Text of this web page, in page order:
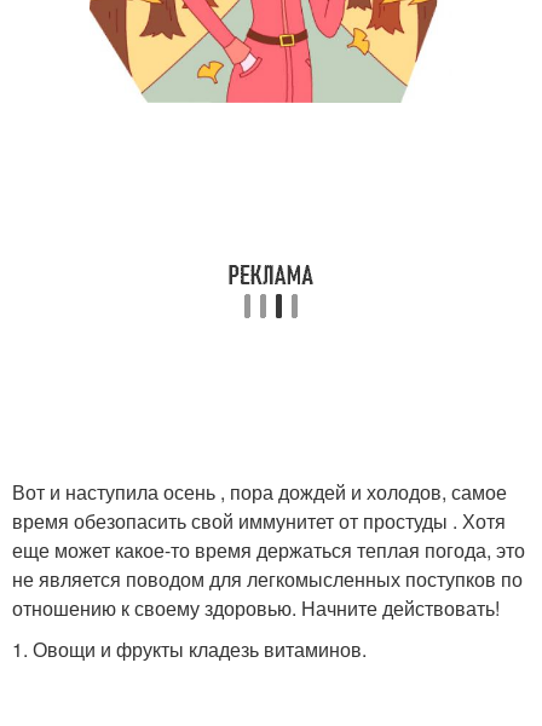
Вот и наступила осень , пора дождей и холодов, самое
время обезопасить свой иммунитет от простуды . Хотя
еще может какое-то время держаться теплая погода, это
не является поводом для легкомысленных поступков по
отношению к своему здоровью. Начните действовать!
1. Овощи и фрукты кладезь витаминов.